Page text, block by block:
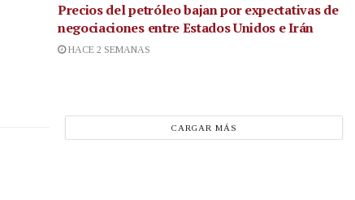
Precios del petróleo bajan por expectativas de
negociaciones entre Estados Unidos e Irán
HACE 2 SEMANAS
CARGAR MÁS